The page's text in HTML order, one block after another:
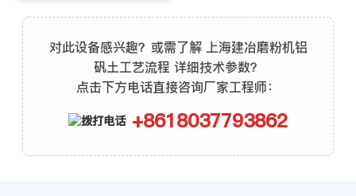
对此设备感兴趣？或需了解 上海建冶磨粉机铝
矾土工艺流程 详细技术参数？
点击下方电话直接咨询厂家工程师：
+8618037793862